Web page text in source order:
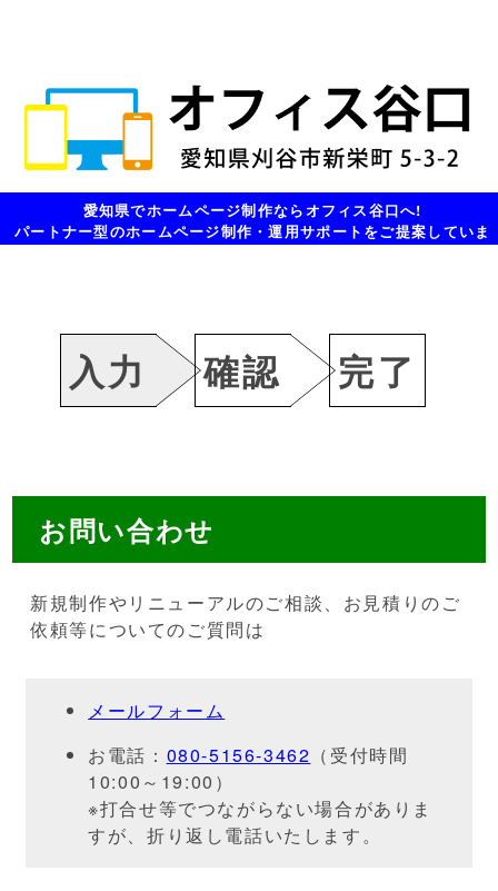
愛知県でホームページ制作ならオフィス谷口へ!
パートナー型のホームページ制作・運用サポートをご提案していま
入力 確認 完了
お問い合わせ
新規制作やリニューアルのご相談、お見積りのご
依頼等についてのご質問は
メールフォーム
お電話： 080-5156-3462 （受付時間
10:00～19:00）
※打合せ等でつながらない場合がありま
すが、折り返し電話いたします。